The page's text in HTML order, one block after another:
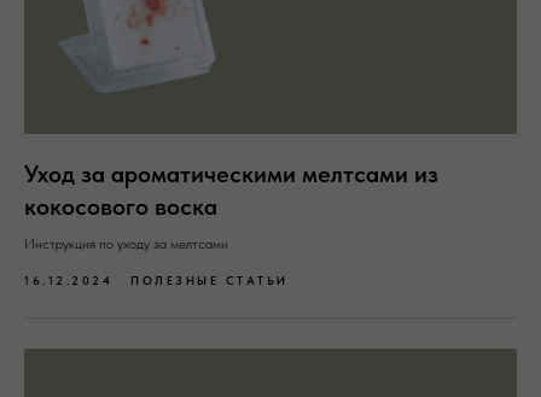
Уход за ароматическими мелтсами из
кокосового воска
Инструкция по уходу за мелтсами
16.12.2024 ПОЛЕЗНЫЕ СТАТЬИ